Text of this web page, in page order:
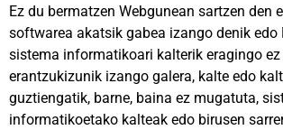
Ez du bermatzen Webgunean sartzen den
softwarea akatsik gabea izango denik edo
sistema informatikoari kalterik eragingo ez
erantzukizunik izango galera, kalte edo
guztiengatik, barne, baina ez mugatuta,
informatikoetako kalteak edo birusen